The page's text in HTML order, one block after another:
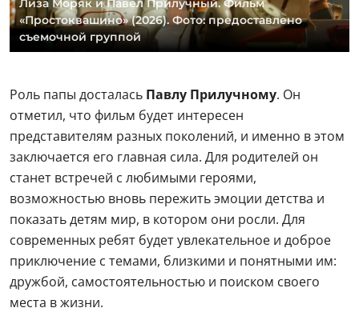
Лиза Моряк и Павел Прилучный. Фильм
«Простоквашино» (2026). Фото: предоставлено
съемочной группой
Роль папы досталась Павлу Прилучному. Он
отметил, что фильм будет интересен
представителям разных поколений, и именно в этом
заключается его главная сила. Для родителей он
станет встречей с любимыми героями,
возможностью вновь пережить эмоции детства и
показать детям мир, в котором они росли. Для
современных ребят будет увлекательное и доброе
приключение с темами, близкими и понятными им:
дружбой, самостоятельностью и поиском своего
места в жизни.